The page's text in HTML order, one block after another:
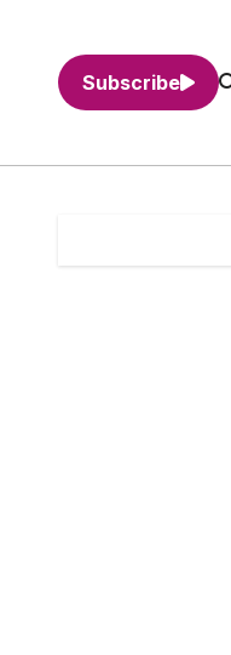
Subscribe